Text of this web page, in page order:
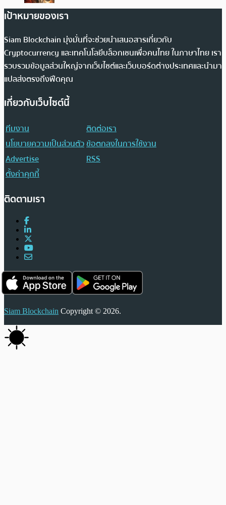
เป้าหมายของเรา
Siam Blockchain มุ่งมั่นที่จะช่วยนำเสนอสารเกี่ยวกับ
Cryptocurrency และเทคโนโลยีบล็อกเชนเพื่อคนไทย ในภาษาไทย เรา
รวบรวมข้อมูลส่วนใหญ่จากเว็บไซต์และเว็บบอร์ดต่างประเทศและนำมา
แปลส่งตรงถึงฟีดคุณ
เกี่ยวกับเว็บไซต์นี้
ทีมงาน
ติดต่อเรา
นโยบายความเป็นส่วนตัวข้อตกลงในการใช้งาน
Advertise
RSS
ตั้งค่าคุกกี้
ติดตามเรา
Siam Blockchain Copyright © 2026.